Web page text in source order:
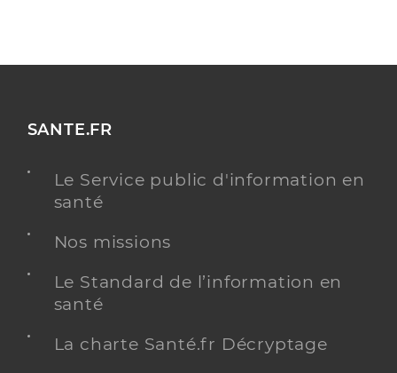
SANTE.FR
Le Service public d'information en
santé
Nos missions
Le Standard de l’information en
santé
La charte Santé.fr Décryptage